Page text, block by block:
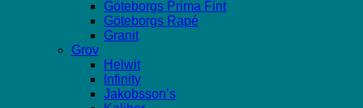
Göteborgs Prima Fint
Göteborgs Rapé
Granit
Grov
Helwit
Infinity
Jakobsson’s